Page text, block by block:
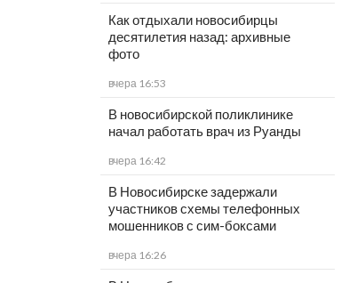
Как отдыхали новосибирцы
десятилетия назад: архивные
фото
вчера 16:53
В новосибирской поликлинике
начал работать врач из Руанды
вчера 16:42
В Новосибирске задержали
участников схемы телефонных
мошенников с сим-боксами
вчера 16:26